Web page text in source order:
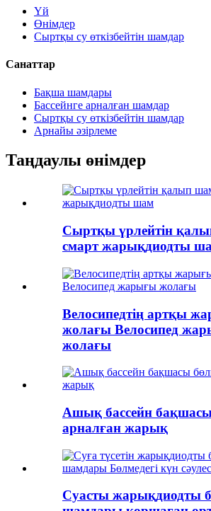
Үй
Өнімдер
Сыртқы су өткізбейтін шамдар
Санаттар
Бақша шамдары
Бассейнге арналған шамдар
Сыртқы су өткізбейтін шамдар
Арнайы әзірлеме
Таңдаулы өнімдер
Сыртқы үрлейтін
смарт жарықдиодты
Велосипедтің артқы
жолағы Велосипед
жолағы
Ашық бассейн
арналған жарық
Суасты жарықдиодты